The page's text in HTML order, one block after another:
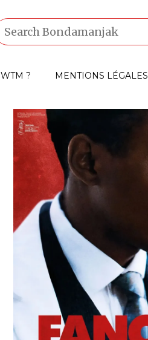
WTM ? MENTIONS LÉGALES